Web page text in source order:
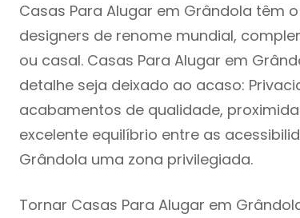
Casas Para Alugar em Grândola têm
designers de renome mundial,
ou casal. Casas Para Alugar em
detalhe seja deixado ao acaso:
acabamentos de qualidade,
excelente equilíbrio entre as
Grândola uma zona privilegiada.
Tornar Casas Para Alugar em